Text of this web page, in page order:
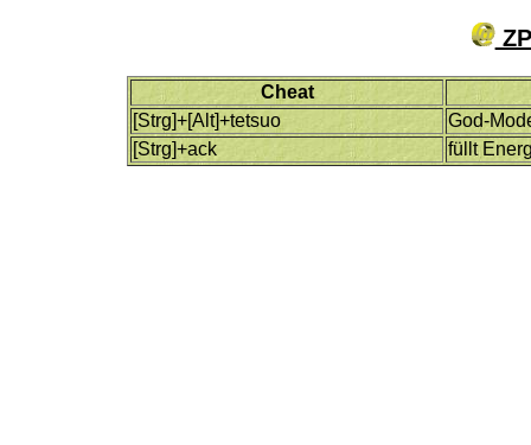
Cheat
[Strg]+[Alt]+tetsuo
God-
[Strg]+ack
füllt